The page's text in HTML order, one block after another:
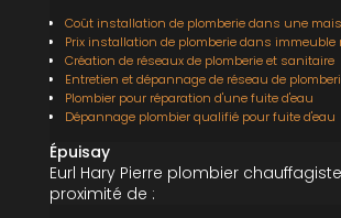
Coût installation de plomberie dans une
Prix installation de plomberie dans immeuble
Création de réseaux de plomberie et sanitaire
Entretien et dépannage de réseau de
Plombier pour réparation d'une fuite d'eau
Dépannage plombier qualifié pour fuite d'eau
Épuisay
Eurl Hary Pierre plombier
proximité de :